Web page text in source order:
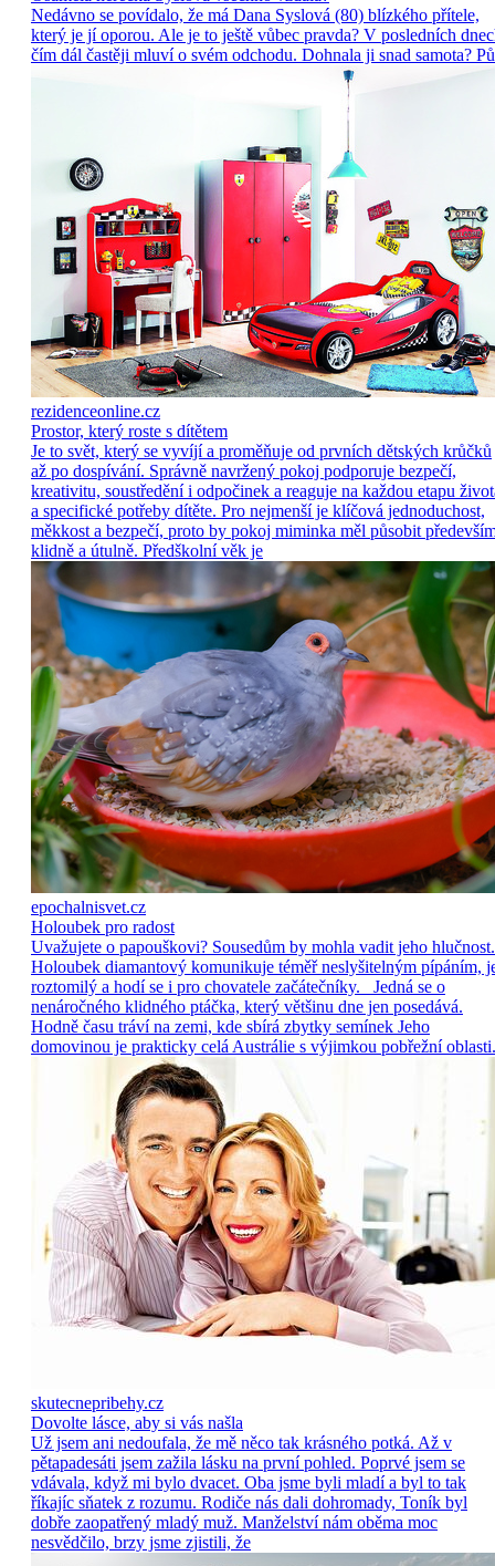
Nedávno se povídalo, že má Dana Syslová (80) blízkého přítele,
který je jí oporou. Ale je to ještě vůbec pravda? V posledních
čím dál častěji mluví o svém odchodu. Dohnala ji snad samota?
rezidenceonline.cz
Prostor, který roste s dítětem
Je to svět, který se vyvíjí a proměňuje od prvních dětských krůčků
až po dospívání. Správně navržený pokoj podporuje bezpečí,
kreativitu, soustředění i odpočinek a reaguje na každou etapu
a specifické potřeby dítěte. Pro nejmenší je klíčová jednoduchost,
měkkost a bezpečí, proto by pokoj miminka měl působit
klidně a útulně. Předškolní věk je
epochalnisvet.cz
Holoubek pro radost
Uvažujete o papouškovi? Sousedům by mohla vadit jeho hlučnost.
Holoubek diamantový komunikuje téměř neslyšitelným pípáním,
roztomilý a hodí se i pro chovatele začátečníky. Jedná se o
nenáročného klidného ptáčka, který většinu dne jen posedává.
Hodně času tráví na zemi, kde sbírá zbytky semínek Jeho
domovinou je prakticky celá Austrálie s výjimkou pobřežní oblasti.
skutecnepribehy.cz
Dovolte lásce, aby si vás našla
Už jsem ani nedoufala, že mě něco tak krásného potká. Až v
pětapadesáti jsem zažila lásku na první pohled. Poprvé jsem se
vdávala, když mi bylo dvacet. Oba jsme byli mladí a byl to tak
říkajíc sňatek z rozumu. Rodiče nás dali dohromady, Toník byl
dobře zaopatřený mladý muž. Manželství nám oběma moc
nesvědčilo, brzy jsme zjistili, že